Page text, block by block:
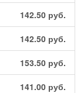
142.50 руб.
142.50 руб.
153.50 руб.
141.00 руб.